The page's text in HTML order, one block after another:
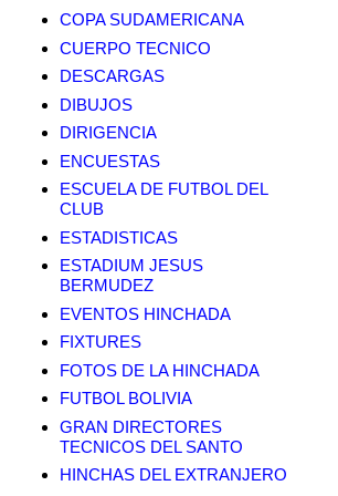
COPA SUDAMERICANA
CUERPO TECNICO
DESCARGAS
DIBUJOS
DIRIGENCIA
ENCUESTAS
ESCUELA DE FUTBOL DEL
CLUB
ESTADISTICAS
ESTADIUM JESUS
BERMUDEZ
EVENTOS HINCHADA
FIXTURES
FOTOS DE LA HINCHADA
FUTBOL BOLIVIA
GRAN DIRECTORES
TECNICOS DEL SANTO
HINCHAS DEL EXTRANJERO